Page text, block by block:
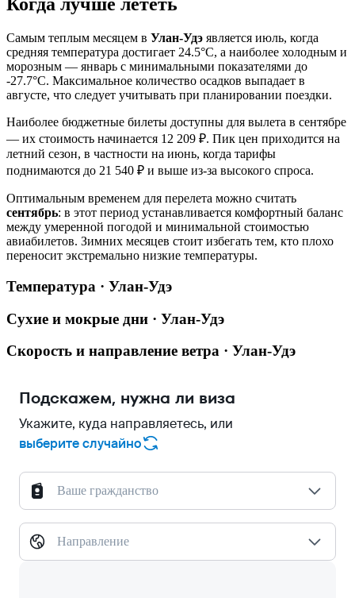
Когда лучше лететь
Самым теплым месяцем в Улан-Удэ является июль, когда
средняя температура достигает 24.5°C, а наиболее холодным и
морозным — январь с минимальными показателями до
-27.7°C. Максимальное количество осадков выпадает в
августе, что следует учитывать при планировании поездки.
Наиболее бюджетные билеты доступны для вылета в сентябре
— их стоимость начинается 12 209 ₽. Пик цен приходится на
летний сезон, в частности на июнь, когда тарифы
поднимаются до 21 540 ₽ и выше из-за высокого спроса.
Оптимальным временем для перелета можно считать
сентябрь: в этот период устанавливается комфортный баланс
между умеренной погодой и минимальной стоимостью
авиабилетов. Зимних месяцев стоит избегать тем, кто плохо
переносит экстремально низкие температуры.
Температура · Улан-Удэ
Сухие и мокрые дни · Улан-Удэ
Скорость и направление ветра · Улан-Удэ
Подскажем, нужна ли виза
Укажите, куда направляетесь, или
выберите случайно
Ваше гражданство
Направление